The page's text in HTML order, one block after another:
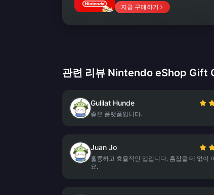
지금 구매하기
관련 리뷰 Nintendo eShop Gift
Gulilat Hunde
좋은 플랫폼입니다.
Juan Jo
훌륭하고 효율적인 앱입니다. 흠잡을 데 없이
요.